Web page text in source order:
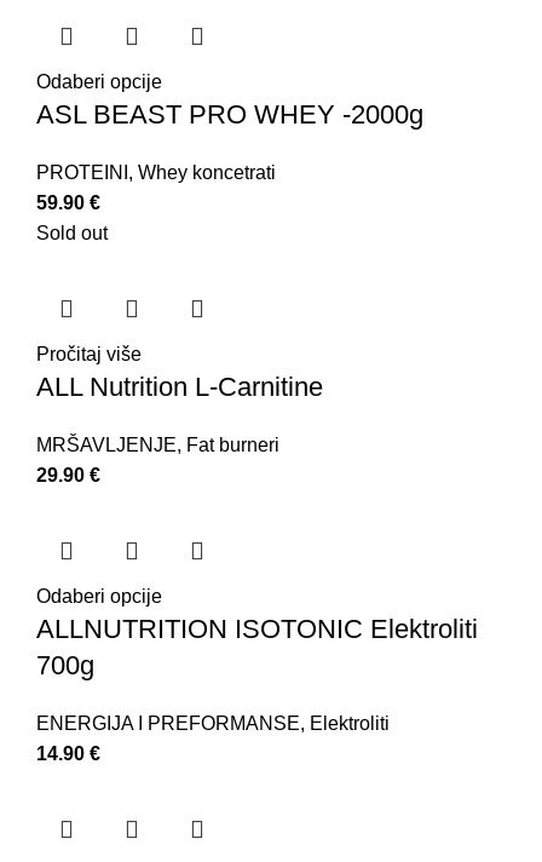
Odaberi opcije
ASL BEAST PRO WHEY -2000g
PROTEINI , Whey koncetrati
59.90 €
Sold out
Pročitaj više
ALL Nutrition L-Carnitine
MRŠAVLJENJE, Fat burneri
29.90 €
Odaberi opcije
ALLNUTRITION ISOTONIC Elektroliti
700g
ENERGIJA I PREFORMANSE, Elektroliti
14.90 €